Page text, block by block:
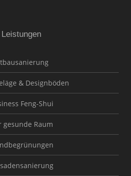
Leistungen
& Designböden
Feng-Shui
gesunde Raum